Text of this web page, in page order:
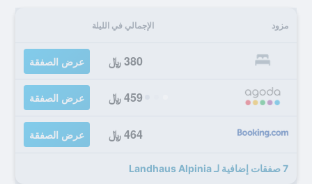
مزود الإجمالي في الليلة
380 ﷼ عرض الصفقة
459 ﷼ عرض الصفقة
464 ﷼ عرض الصفقة
7 صفقات إضافية لـ Landhaus Alpinia